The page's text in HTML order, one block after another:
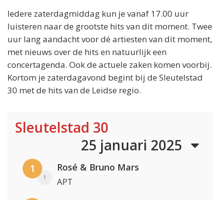
Iedere zaterdagmiddag kun je vanaf 17.00 uur
luisteren naar de grootste hits van dit moment. Twee
uur lang aandacht voor dé artiesten van dit moment,
met nieuws over de hits en natuurlijk een
concertagenda. Ook de actuele zaken komen voorbij.
Kortom je zaterdagavond begint bij de Sleutelstad
30 met de hits van de Leidse regio.
Sleutelstad 30
25 januari 2025
1
1
Rosé & Bruno Mars
APT